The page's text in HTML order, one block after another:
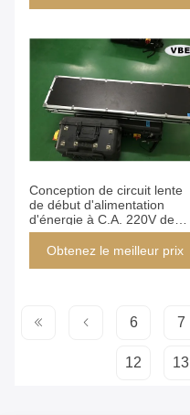
Conception de circuit lente
de début d'alimentation
d'énergie à C.A. 220V de
brouilleurs de bombe de
convoi de musée
Obtenez le meilleur prix
6 7
12 13